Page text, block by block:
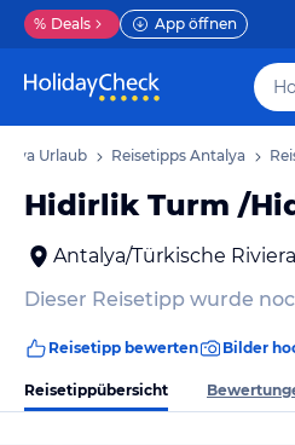
% Deals App öffnen
Urlaub Reisetipps Antalya
Hidirlik Turm /
Antalya/Türkische Riviera
Dieser Reisetipp wurde
Reisetipp bewerten Bilder
Reisetippübersicht